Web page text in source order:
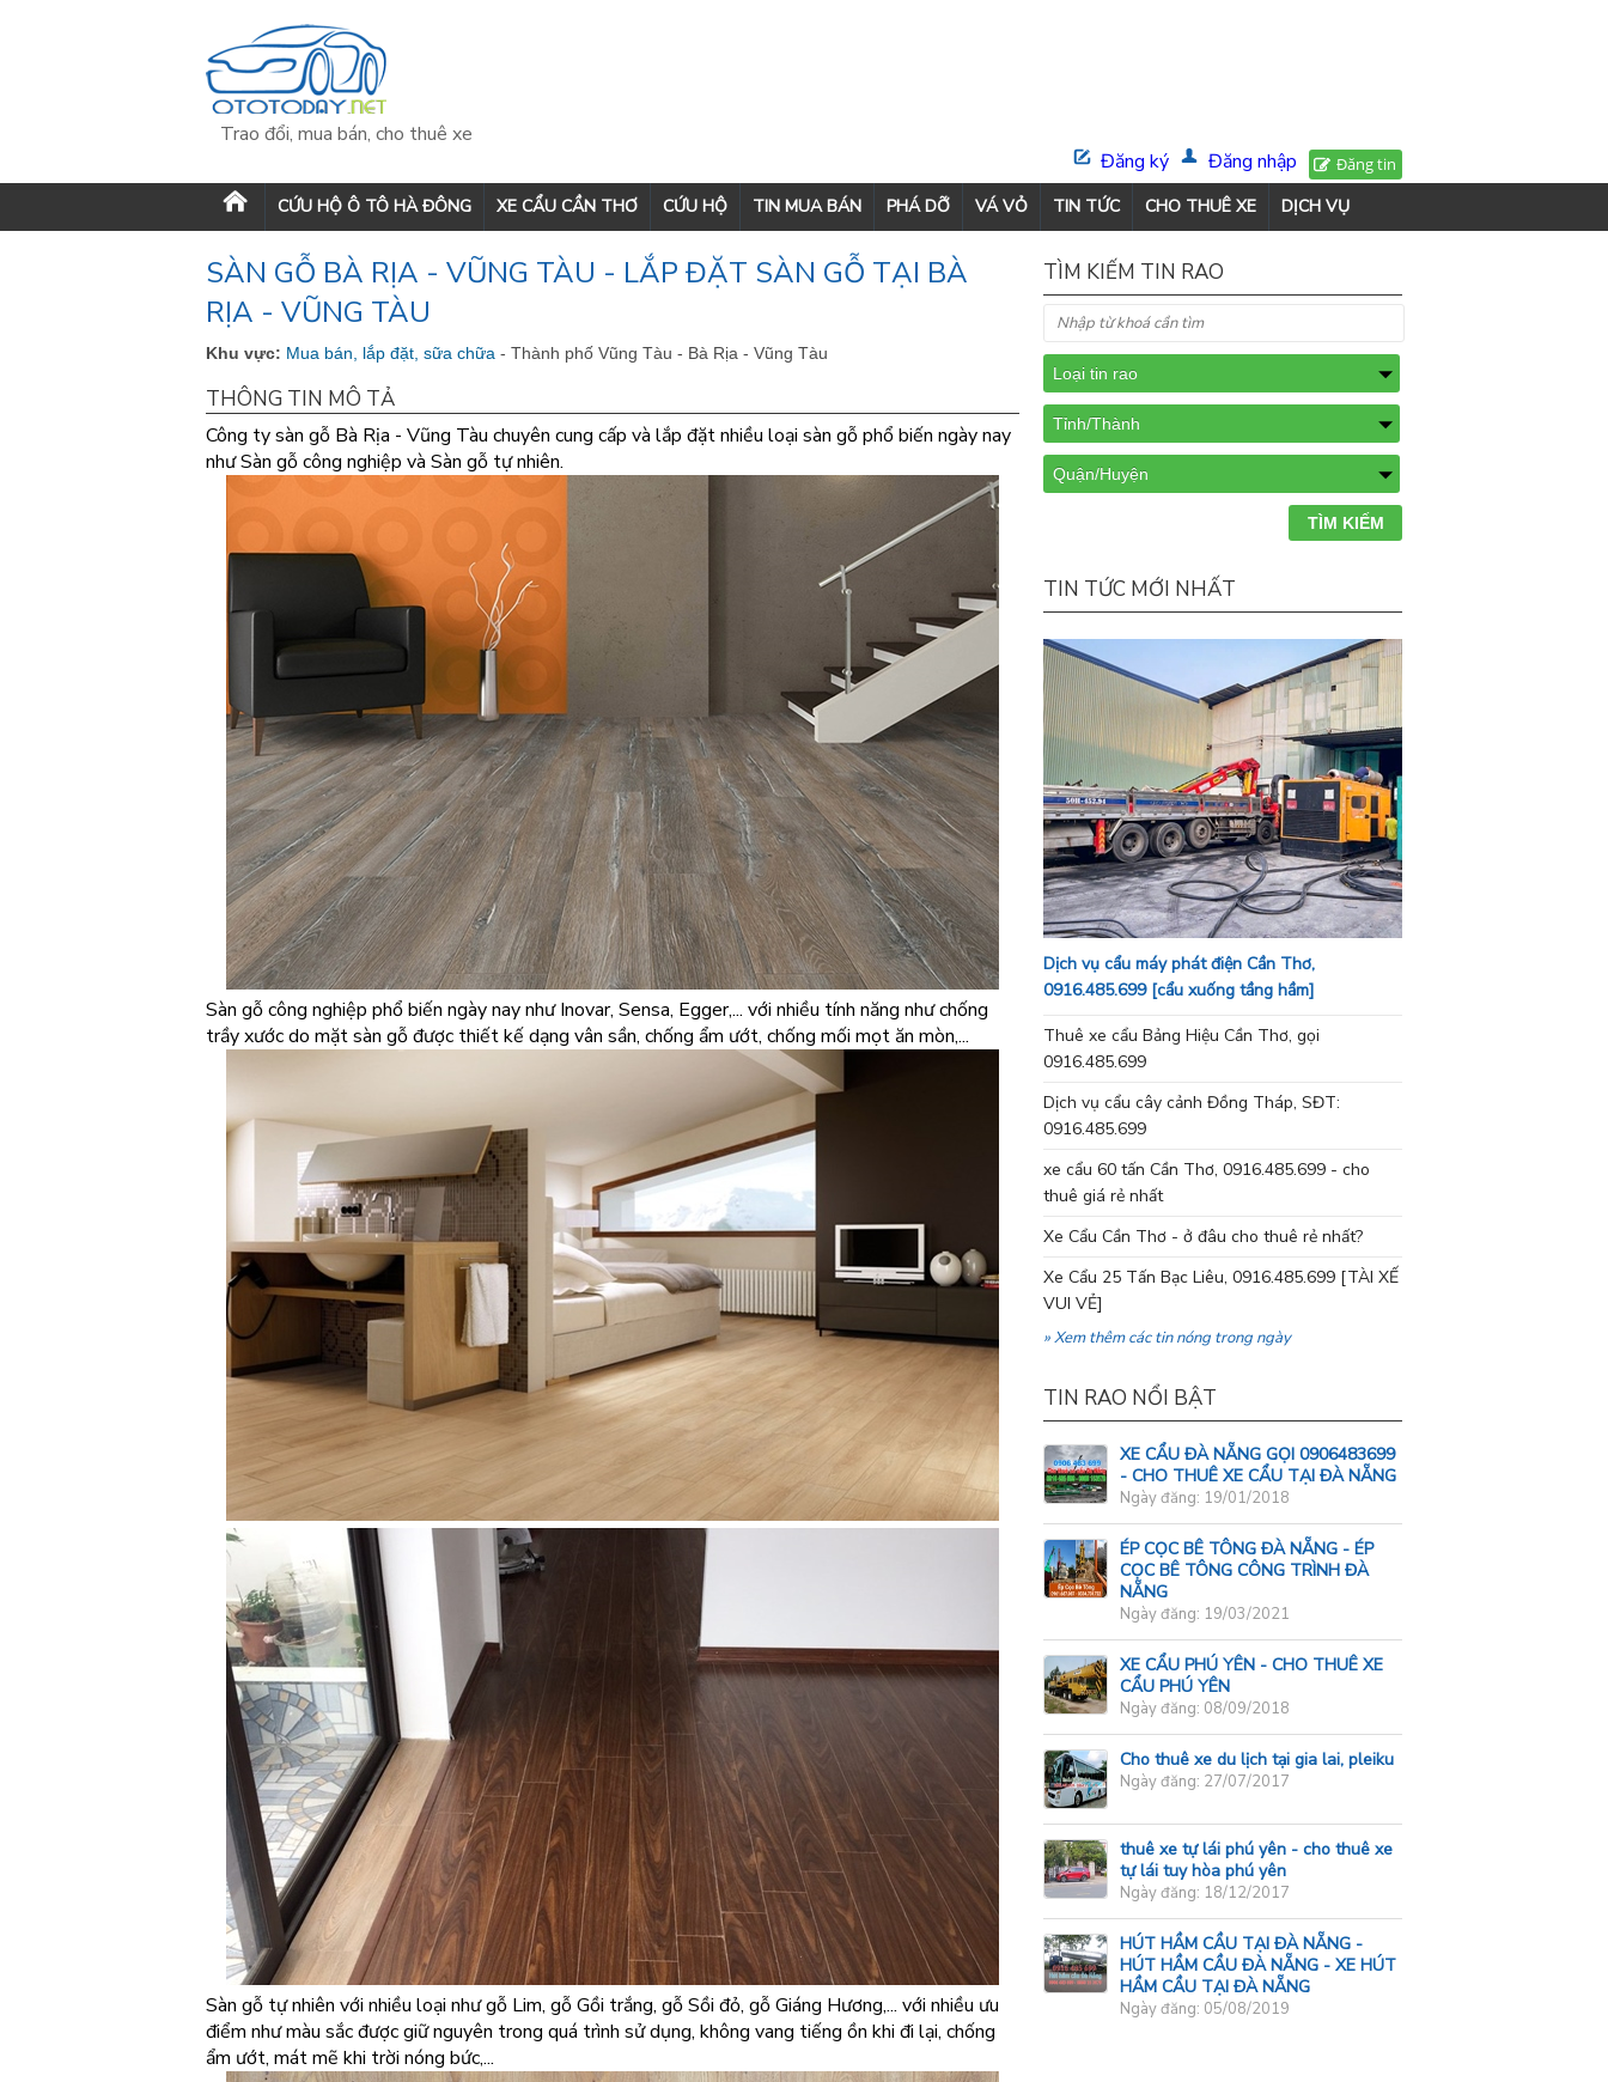
Trao đổi, mua bán, cho thuê xe
Đăng tin
Đăng nhập
Đăng ký
CỨU HỘ Ô TÔ HÀ ĐÔNG XE CẨU CẦN THƠ CỨU HỘ TIN MUA BÁN PHÁ DỠ VÁ VỎ TIN TỨC CHO THUÊ XE DỊCH VỤ
SÀN GỖ BÀ RỊA - VŨNG TÀU - LẮP ĐẶT SÀN GỖ TẠI BÀ
RỊA - VŨNG TÀU
Khu vực: Mua bán, lắp đặt, sữa chữa - Thành phố Vũng Tàu - Bà Rịa - Vũng Tàu
THÔNG TIN MÔ TẢ
Công ty sàn gỗ Bà Rịa - Vũng Tàu chuyên cung cấp và lắp đặt nhiều loại sàn gỗ phổ biến ngày nay
như Sàn gỗ công nghiệp và Sàn gỗ tự nhiên.
Sàn gỗ công nghiệp phổ biến ngày nay như Inovar, Sensa, Egger,... với nhiều tính năng như chống
trầy xước do mặt sàn gỗ được thiết kế dạng vân sần, chống ẩm ướt, chống mối mọt ăn mòn,...
Sàn gỗ tự nhiên với nhiều loại như gỗ Lim, gỗ Gồi trắng, gỗ Sồi đỏ, gỗ Giáng Hương,... với nhiều ưu
điểm như màu sắc được giữ nguyên trong quá trình sử dụng, không vang tiếng ồn khi đi lại, chống
ẩm ướt, mát mẽ khi trời nóng bức,...
TÌM KIẾM TIN RAO
TIN TỨC MỚI NHẤT
Dịch vụ cẩu máy phát điện Cần Thơ,
0916.485.699 [cẩu xuống tầng hầm]
Thuê xe cẩu Bảng Hiệu Cần Thơ, gọi
0916.485.699
Dịch vụ cẩu cây cảnh Đồng Tháp, SĐT:
0916.485.699
xe cẩu 60 tấn Cần Thơ, 0916.485.699 - cho
thuê giá rẻ nhất
Xe Cẩu Cần Thơ - ở đâu cho thuê rẻ nhất?
Xe Cẩu 25 Tấn Bạc Liêu, 0916.485.699 [TÀI XẾ
VUI VẺ]
» Xem thêm các tin nóng trong ngày
TIN RAO NỔI BẬT
XE CẨU ĐÀ NẴNG GỌI 0906483699
- CHO THUÊ XE CẨU TẠI ĐÀ NẴNG
Ngày đăng: 19/01/2018
ÉP CỌC BÊ TÔNG ĐÀ NẴNG - ÉP
CỌC BÊ TÔNG CÔNG TRÌNH ĐÀ
NẴNG
Ngày đăng: 19/03/2021
XE CẨU PHÚ YÊN - CHO THUÊ XE
CẨU PHÚ YÊN
Ngày đăng: 08/09/2018
Cho thuê xe du lịch tại gia lai, pleiku
Ngày đăng: 27/07/2017
thuê xe tự lái phú yên - cho thuê xe
tự lái tuy hòa phú yên
Ngày đăng: 18/12/2017
HÚT HẦM CẦU TẠI ĐÀ NẴNG -
HÚT HẦM CẦU ĐÀ NẴNG - XE HÚT
HẦM CẦU TẠI ĐÀ NẴNG
Ngày đăng: 05/08/2019